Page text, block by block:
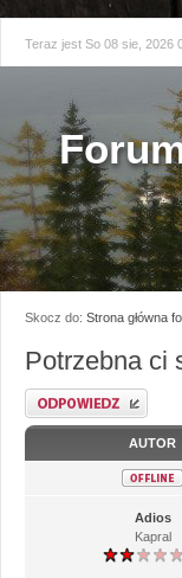
Teraz jest So 08 sie, 2026
Skocz do: Strona główna
Potrzebna ci
Odpowiedz
AUTOR
Adios
Kapral